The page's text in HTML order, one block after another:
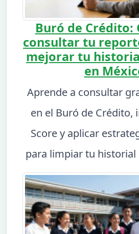
Buró de Crédito:
consultar tu
mejorar tu
en
Aprende a consultar
en el Buró de Crédito,
Score y aplicar
para limpiar tu historial